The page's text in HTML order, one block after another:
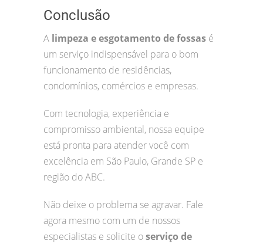
Conclusão
A limpeza e esgotamento de fossas é
um serviço indispensável para o bom
funcionamento de residências,
condomínios, comércios e empresas.
Com tecnologia, experiência e
compromisso ambiental, nossa equipe
está pronta para atender você com
excelência em São Paulo, Grande SP e
região do ABC.
Não deixe o problema se agravar. Fale
agora mesmo com um de nossos
especialistas e solicite oserviço de